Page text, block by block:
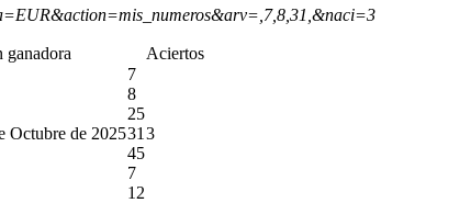
ganadora Aciertos
Octubre de 2025
7
8
25
31
45
7
12
3